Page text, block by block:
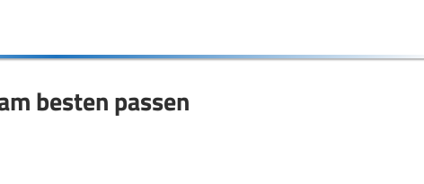
besten passen